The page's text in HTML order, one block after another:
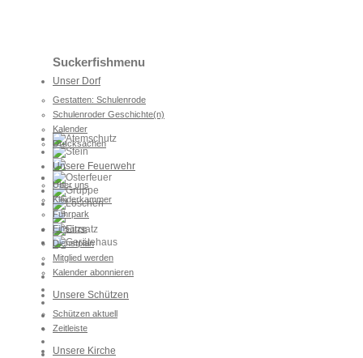
Suckerfishmenu
Unser Dorf
Gestatten: Schulenrode
Schulenroder Geschichte(n)
Kalender
Drucksachen
Unsere Feuerwehr
Über uns
Kleiderkammer
Fuhrpark
Einsätze
Dienstplan
Mitglied werden
Kalender abonnieren
Unsere Schützen
Schützen aktuell
Zeitleiste
Unsere Kirche